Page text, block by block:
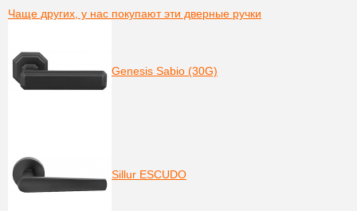
Чаще других, у нас покупают эти дверные ручки
Genesis Sabio (30G)
Sillur ESCUDO